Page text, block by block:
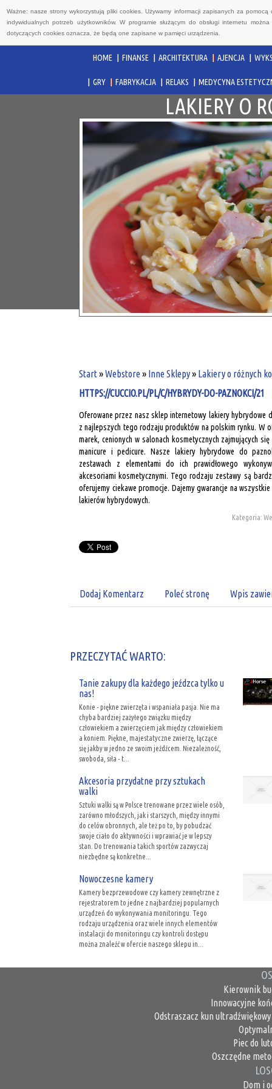
Ważne: nasze strony wykorzystują pliki cookies. Używamy informacji zapisanych za
indywidualnych potrzeb użytkowników. W programie służącym do obsługi internetu
dotyczących cookies oznacza, że będą one zapisane w pamięci urządzenia.
HOME FINANSE ARCHITEKTURA AJENCJA
GRY FABRYKACJA RELAKS MEDYCYNA
LAKIERY O
Start»Webstore» Inne Sklepy» Lakiery o różnych
HTTPS://CUCCIO.PL/PL/C/HYBRYDY-DO-PAZNOKCI/21
Oferowane przez nasz sklep internetowy lakiery hybrydowe
z najlepszych tego rodzaju produktów na polskim rynku. W
marek, cenionych w salonach kosmetycznych zajmujących
manicure i pedicure. Nasze lakiery hybrydowe do
zestawach z elementami do ich prawidłowego
akcesoriami kosmetycznymi. Tego rodzaju zestawy są
oferujemy ciekawe promocje. Dajemy gwarancje na
lakierów hybrydowych.
Kategoria:
Dodaj Komentarz Poleć stronę Wpis
PRZECZYTAĆ WARTO:
Tanie zakupy dla każdego jeźdzca tylko u
nas!
Konie - piękne zwierzęta i wspaniała pasja. Nie ma
chyba bardziej zażyłego związku między
człowiekiem a zwierzęciem jak między człowiekiem
a koniem. Piękne, majestatyczne zwierzę, łączące
się jakby w jedno ze swoim jeźdźcem. Niezależność,
swoboda, siła - t...
Akcesoria przydatne przy sztukach
walki
Sztuki walki są w Polsce trenowane przez wiele osób,
zarówno młodszych, jak i starszych, między innymi
do celów obronnych, ale też po to, by pobudzać
swoje ciało do aktywności i wprawiać je w lepszy
stan. Do trenowania takich sportów zazwyczaj
niezbędne są konkretne...
Nowoczesne kamery
Kamery bezprzewodowe czy kamery zewnętrzne z
rejestratorem to jedne z najbardziej popularnych
urządzeń do wykonywania monitoringu. Tego
rodzaju urządzenia oraz wiele innych elementów
instalacji do monitoringu czy kontroli dostępu
można znaleźć w ofercie naszego sklepu in...
Kierownik
Innowacyjne
Odstraszacz kun
Piec do
Oszczędne
Dom i